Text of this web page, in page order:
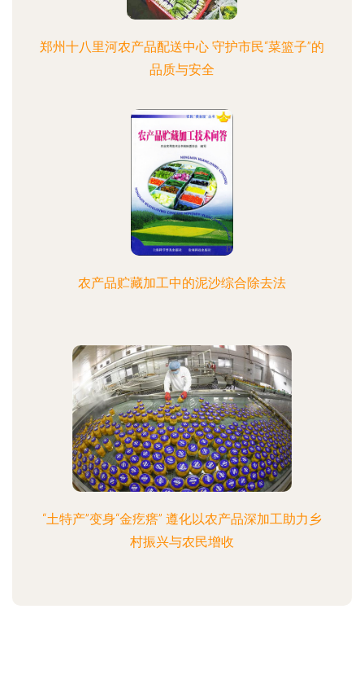
郑州十八里河农产品配送中心 守护市民“菜篮子”的
品质与安全
农产品贮藏加工中的泥沙综合除去法
“土特产”变身“金疙瘩” 遵化以农产品深加工助力乡
村振兴与农民增收